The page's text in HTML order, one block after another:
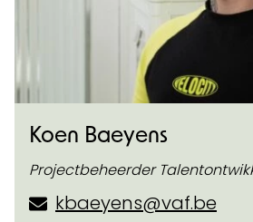
Koen Baeyens
Projectbeheerder
kbaeyens@vaf.be